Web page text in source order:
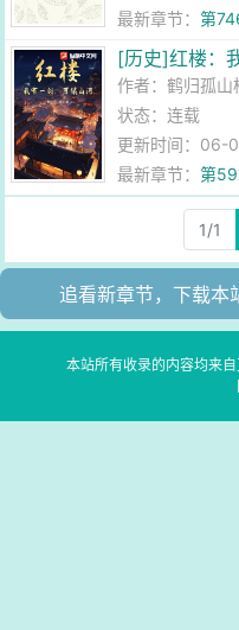
最新章节：第
[历史]红楼：
作者：鹤归孤山
状态：连载
更新时间：06-
最新章节：第
1/1
追看新章节，下载本
本站所有收录的内容均来